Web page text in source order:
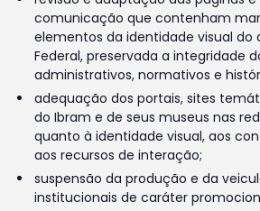
comunicação que contenham
elementos da identidade visual do
Federal, preservada a integridade
administrativos, normativos e
adequação dos portais, sites
do Ibram e de seus museus nas
quanto à identidade visual, aos
aos recursos de interação;
suspensão da produção e da
institucionais de caráter